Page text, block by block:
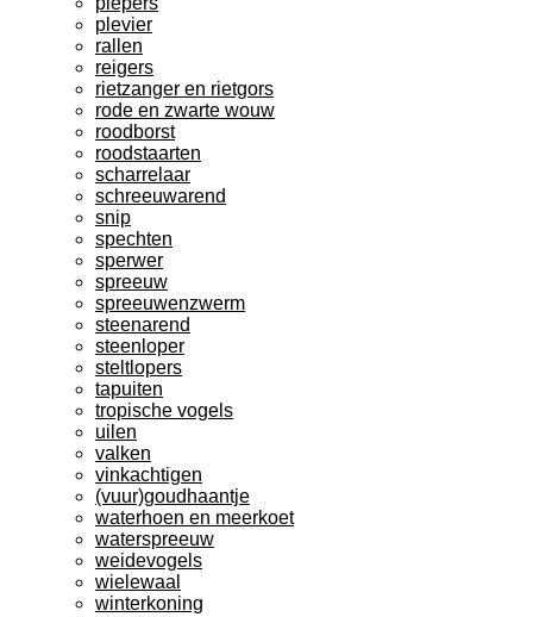
plevier
rallen
reigers
rietzanger en rietgors
rode en zwarte wouw
roodborst
roodstaarten
scharrelaar
schreeuwarend
snip
spechten
sperwer
spreeuw
spreeuwenzwerm
steenarend
steenloper
steltlopers
tapuiten
tropische vogels
uilen
valken
vinkachtigen
(vuur)goudhaantje
waterhoen en meerkoet
waterspreeuw
weidevogels
wielewaal
winterkoning